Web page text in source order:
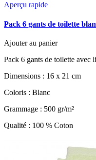
Aperçu rapide
Pack 6 gants de toilette
Ajouter au panier
Pack 6 gants de toilette avec
Dimensions : 16 x 21 cm
Coloris : Blanc
Grammage : 500 gr/m²
Qualité : 100 % Coton